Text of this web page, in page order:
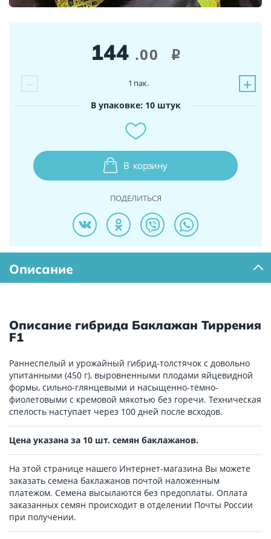
144 .00 i
− +
1 пак.
В упаковке: 10 штук
В корзину
ПОДЕЛИТЬСЯ
Описание
Описание гибрида Баклажан Тиррения
F1
Раннеспелый и урожайный гибрид-толстячок с довольно
упитанными (450 г), выровненными плодами яйцевидной
формы, сильно-глянцевыми и насыщенно-тёмно-
фиолетовыми с кремовой мякотью без горечи. Техническая
спелость наступает через 100 дней после всходов.
Цена указана за 10 шт. семян баклажанов.
На этой странице нашего Интернет-магазина Вы можете
заказать семена баклажанов почтой наложенным
платежом. Семена высылаются без предоплаты. Оплата
заказанных семян происходит в отделении Почты России
при получении.